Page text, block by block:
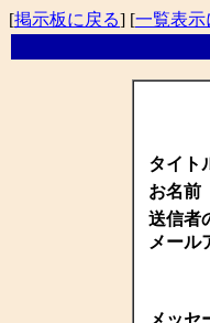
[掲示板に戻る] [一覧表示
タイト
お名前
送信者
メール
メッセ